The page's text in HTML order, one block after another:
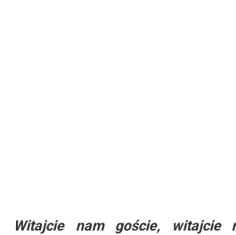
Witajcie nam goście, witajcie